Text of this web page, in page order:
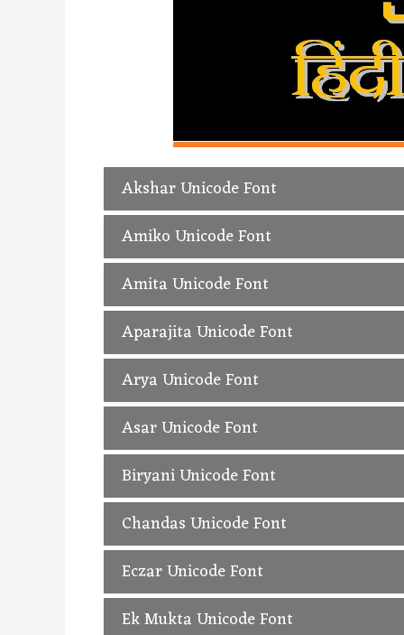
Akshar Unicode Font
Akshar Unicode Hindi Font, Free
Amiko Unicode Font
Amiko Unicode Hindi Font, Free
Amita Unicode Font
Amita Unicode Hindi Font, Free
Aparajita Unicode Font
Aparajita Unicode Hindi Font, Free
Arya Unicode Font
Arya Unicode Hindi Font, Free Download
Asar Unicode Font
Asar Unicode Hindi Font, Free Download
Biryani Unicode Font
Biryani Unicode Hindi Font, Free
Chandas Unicode Font
Chandas Unicode Hindi Font, Free
Eczar Unicode Font
Eczar Unicode Hindi Font, Free
Ek Mukta Unicode Font